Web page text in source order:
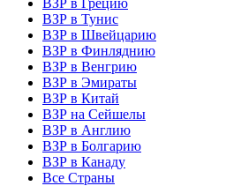
ВЗР в Тунис
ВЗР в Швейцарию
ВЗР в Финляднию
ВЗР в Венгрию
ВЗР в Эмираты
ВЗР в Китай
ВЗР на Сейшелы
ВЗР в Англию
ВЗР в Болгарию
ВЗР в Канаду
Все Страны